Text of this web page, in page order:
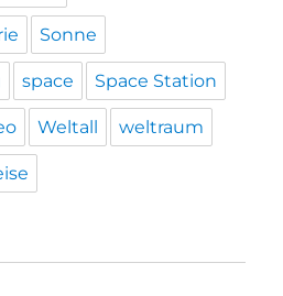
Sonne
space Space Station
Weltall weltraum